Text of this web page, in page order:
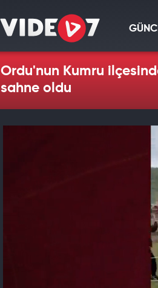
Ordu'nun Kumru
sahne oldu